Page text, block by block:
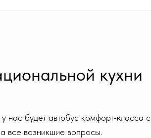
кухни
нас будет автобус комфорт-класса с
все возникшие вопросы.